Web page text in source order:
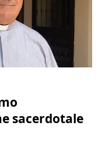
sacerdotale